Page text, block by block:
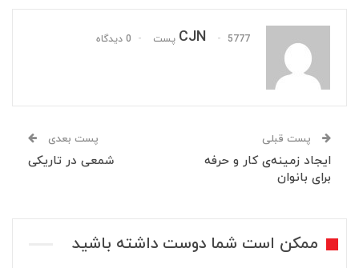
CJN 5777 پست 0 دیدگاه
پست قبلی
ایجاد زمینه‌ی کار و حرفه
برای بانوان
پست بعدی
شمعی در تاریکی
ممکن است شما دوست داشته باشید